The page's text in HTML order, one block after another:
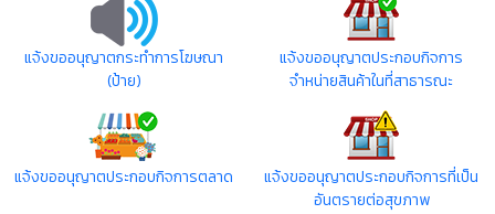
แจ้งขออนุญาตกระทำการโฆษณา
(ป้าย)
แจ้งขออนุญาตประกอบกิจการ
จำหน่ายสินค้าในที่สาธารณะ
แจ้งขออนุญาตประกอบกิจการตลาด
แจ้งขออนุญาตประกอบกิจการที่เป็น
อันตรายต่อสุขภาพ